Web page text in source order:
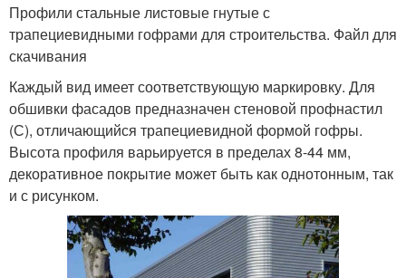
Профили стальные листовые гнутые с
трапециевидными гофрами для строительства. Файл для
скачивания
Каждый вид имеет соответствующую маркировку. Для
обшивки фасадов предназначен стеновой профнастил
(С), отличающийся трапециевидной формой гофры.
Высота профиля варьируется в пределах 8-44 мм,
декоративное покрытие может быть как однотонным, так
и с рисунком.